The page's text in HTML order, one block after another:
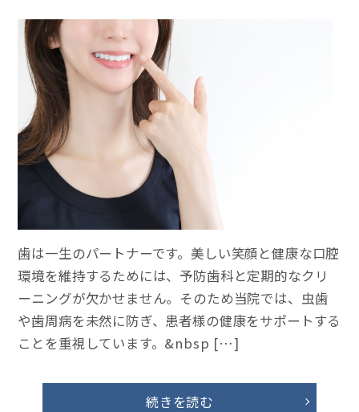
歯は一生のパートナーです。美しい笑顔と健康な口腔
環境を維持するためには、予防歯科と定期的なクリ
ーニングが欠かせません。そのため当院では、虫歯
や歯周病を未然に防ぎ、患者様の健康をサポートする
ことを重視しています。&nbsp […]
続きを読む